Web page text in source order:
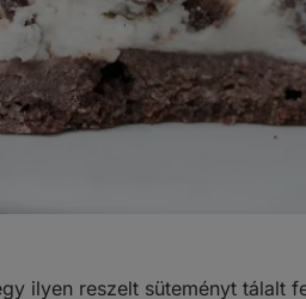
ilyen reszelt süteményt tálalt